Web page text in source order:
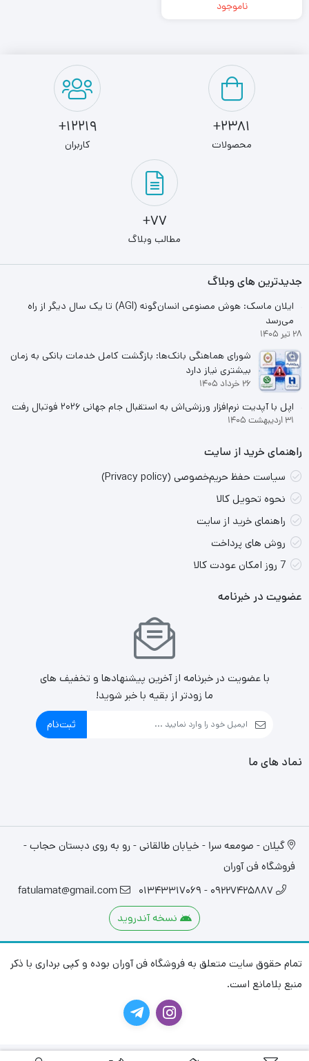
ناموجود
2381+
محصولات
12219+
کاربران
77+
مطالب وبلاگ
جدیدترین های وبلاگ
ایلان ماسک: هوش مصنوعی انسان‌گونه (AGI) تا یک سال دیگر از راه
می‌رسد
28 تیر 1405
شورای هماهنگی بانک‌ها: بازگشت کامل خدمات بانکی به زمان
بیشتری نیاز دارد
26 خرداد 1405
اپل با آپدیت نرم‌افزار ورزشی‌اش به استقبال جام جهانی ۲۰۲۶ فوتبال رفت
31 اردیبهشت 1405
راهنمای خرید از سایت
سیاست حفظ حریم‌خصوصی (Privacy policy)
نحوه تحویل کالا
راهنمای خرید از سایت
روش های پرداخت
7 روز امکان عودت کالا
عضویت در خبرنامه
با عضویت در خبرنامه از آخرین پیشنهادها و تخفیف های
ما زودتر از بقیه با خبر شوید!
ثبت‌نام
نماد های ما
گیلان - صومعه سرا - خیابان طالقانی - رو به روی دبستان حجاب -
فروشگاه فن آوران
09227425887 - 01343317069
fatulamat@gmail.com
نسخه آندروید
تمام حقوق سایت متعلق به فروشگاه فن آوران بوده و کپی برداری با ذکر
منبع بلامانع است.